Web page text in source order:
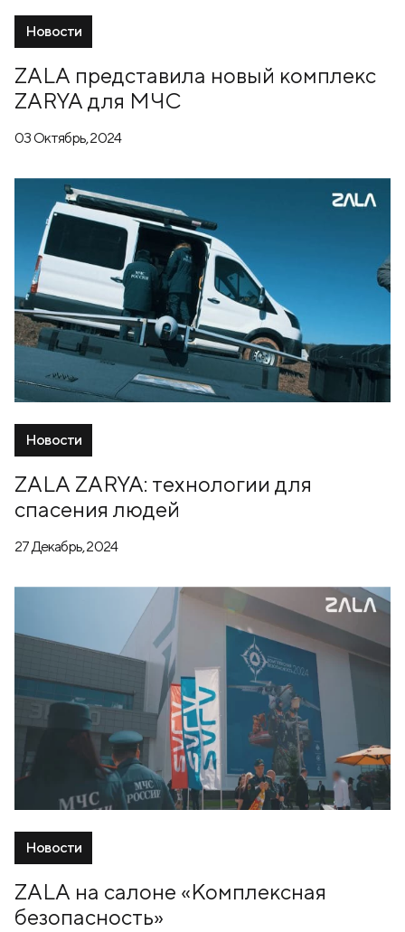
Новости
ZALA представила новый комплекс
ZARYA для МЧС
03 Октябрь, 2024
Новости
ZALA ZARYA: технологии для
спасения людей
27 Декабрь, 2024
Новости
ZALA на салоне «Комплексная
безопасность»